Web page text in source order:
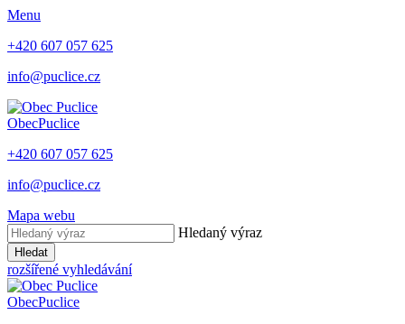
Menu
+420 607 057 625
info@puclice.cz
ObecPuclice
+420 607 057 625
info@puclice.cz
Mapa webu
Hledaný výraz
Hledat
rozšířené vyhledávání
ObecPuclice